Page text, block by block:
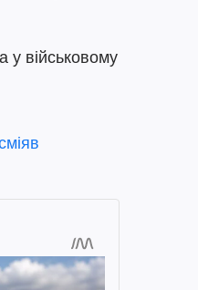
у військовому